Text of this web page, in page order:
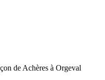
de Achères à Orgeval